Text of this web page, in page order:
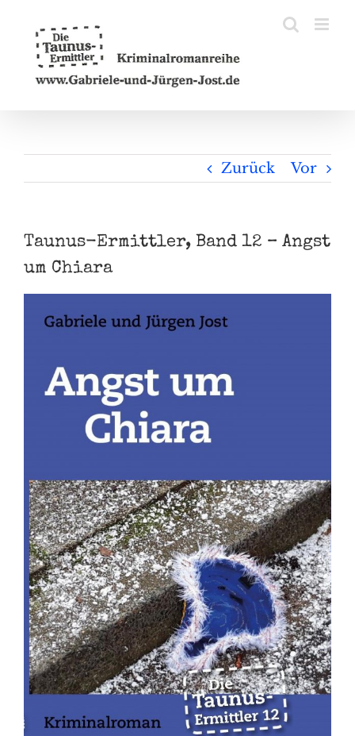
Inhalt
springen
Zurück Vor
Taunus-Ermittler, Band 12 – Angst
um Chiara